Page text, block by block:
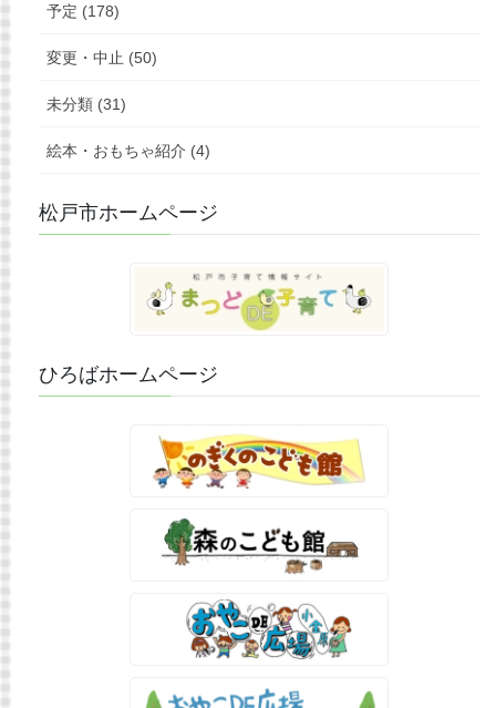
予定 (178)
変更・中止 (50)
未分類 (31)
絵本・おもちゃ紹介 (4)
松戸市ホームページ
ひろばホームページ